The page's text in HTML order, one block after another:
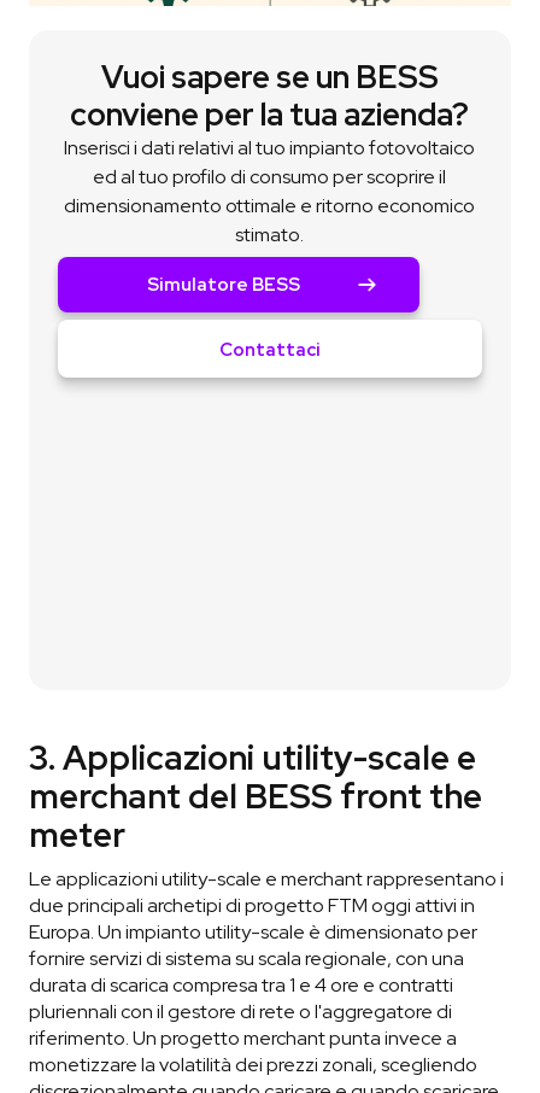
Vuoi sapere se un BESS
conviene per la tua azienda?
Inserisci i dati relativi al tuo impianto fotovoltaico
ed al tuo profilo di consumo per scoprire il
dimensionamento ottimale e ritorno economico
stimato.
Simulatore BESS
Contattaci
3. Applicazioni utility-scale e
merchant del BESS front the
meter
Le applicazioni utility-scale e merchant rappresentano i
due principali archetipi di progetto FTM oggi attivi in
Europa. Un impianto utility-scale è dimensionato per
fornire servizi di sistema su scala regionale, con una
durata di scarica compresa tra 1 e 4 ore e contratti
pluriennali con il gestore di rete o l'aggregatore di
riferimento. Un progetto merchant punta invece a
monetizzare la volatilità dei prezzi zonali, scegliendo